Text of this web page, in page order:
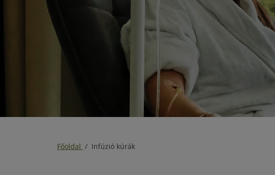
Főoldal / Infúzió kúrák